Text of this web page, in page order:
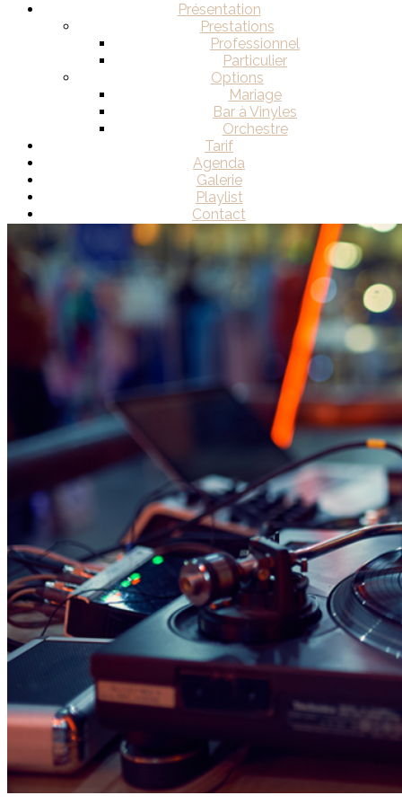
Présentation
Prestations
Professionnel
Particulier
Options
Mariage
Bar à Vinyles
Orchestre
Tarif
Agenda
Galerie
Playlist
Contact